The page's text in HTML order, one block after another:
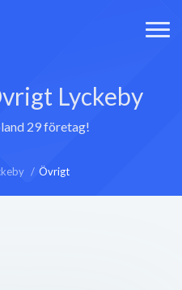
Lyckeby
29 företag!
Övrigt